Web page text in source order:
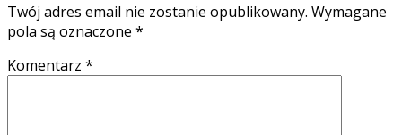
Twój adres email nie zostanie opublikowany. Wymagane
pola są oznaczone *
Komentarz *